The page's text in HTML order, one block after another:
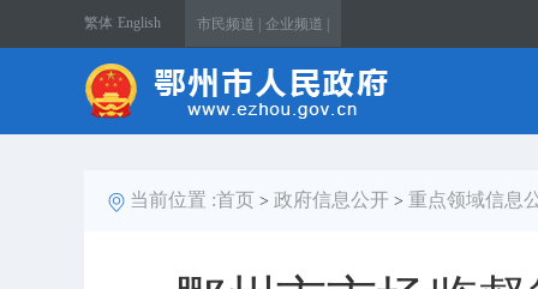
繁体 English 市民频道 | 企业频道 |
当前位置 :首页 > 政府信息公开 > 重点领域信息